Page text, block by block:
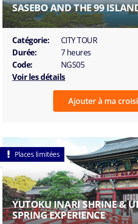
SASEBO AND THE 99
Catégorie:
CITY TOUR
Durée:
7 heures
Code:
NGS05
Voir les détails
Ajouter à ma
Places limitées
YUTOKU INARI SHRINE &
SPRING EXPERIENCE